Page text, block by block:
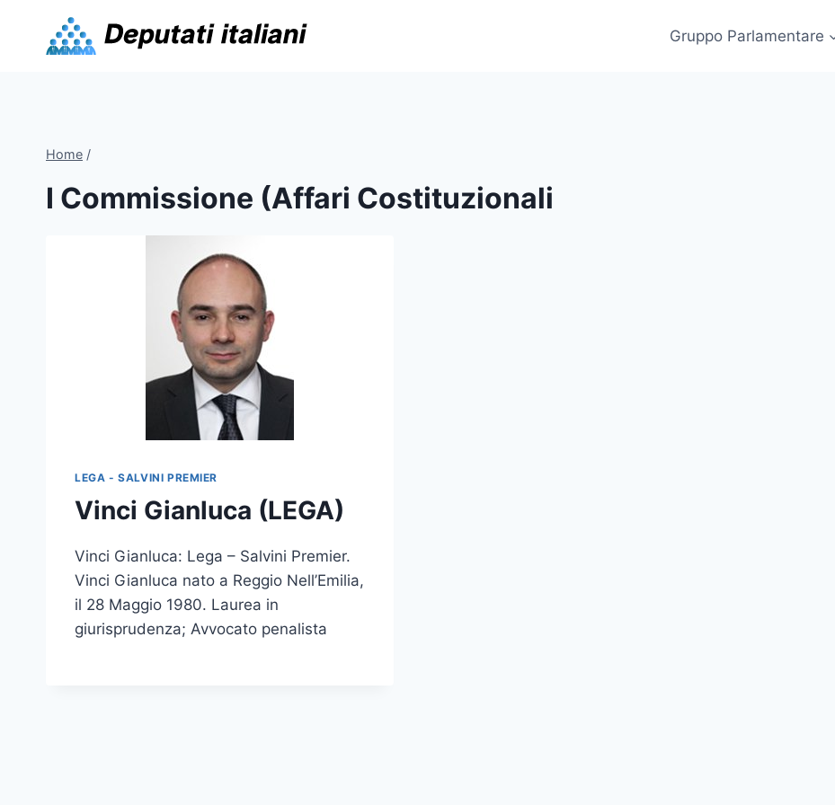
content
Gruppo Parlamentare
Home /
I Commissione (Affari Costituzionali
LEGA - SALVINI PREMIER
Vinci Gianluca (LEGA)
Vinci Gianluca: Lega – Salvini Premier.
Vinci Gianluca nato a Reggio Nell’Emilia,
il 28 Maggio 1980. Laurea in
giurisprudenza; Avvocato penalista